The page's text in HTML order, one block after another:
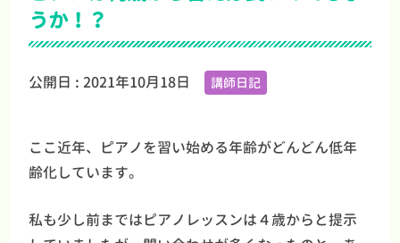
うか！？
公開日 :2021年10月18日 講師日記
ここ近年、ピアノを習い始める年齢がどんどん低年
齢化しています。
私も少し前まではピアノレッスンは４歳からと提示